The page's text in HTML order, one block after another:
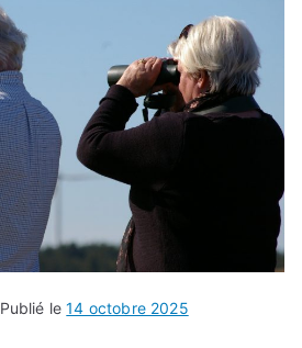
Publié le14 octobre 2025